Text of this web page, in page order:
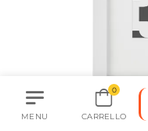
MENU
0
CARRELLO